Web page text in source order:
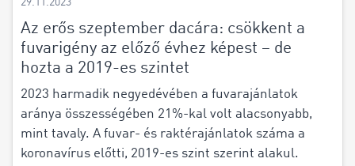
29.11.2023
Az erős szeptember dacára: csökkent a
fuvarigény az előző évhez képest – de
hozta a 2019-es szintet
2023 harmadik negyedévében a fuvarajánlatok
aránya összességében 21%-kal volt alacsonyabb,
mint tavaly. A fuvar- és raktérajánlatok száma a
koronavírus előtti, 2019-es szint szerint alakul.